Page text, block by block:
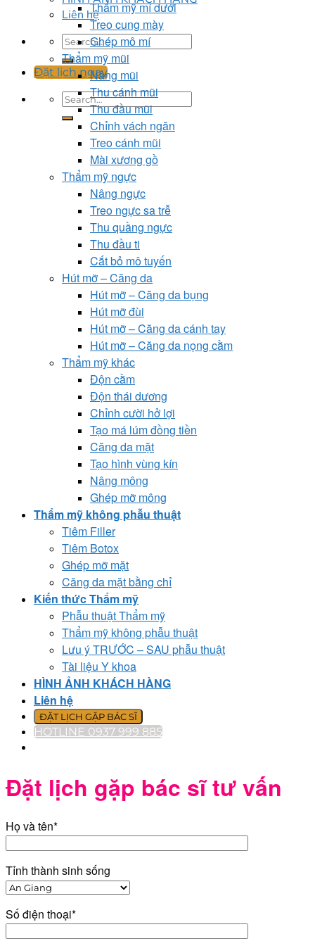
Liên hệ
Đặt lịch ngay
Thẩm mỹ mí dưới
Treo cung mày
Ghép mô mí
Thẩm mỹ mũi
Nâng mũi
Thu cánh mũi
Thu đầu mũi
Chỉnh vách ngăn
Treo cánh mũi
Mài xương gồ
Thẩm mỹ ngực
Nâng ngực
Treo ngực sa trễ
Thu quầng ngực
Thu đầu ti
Cắt bỏ mô tuyến
Hút mỡ – Căng da
Hút mỡ – Căng da bụng
Hút mỡ đùi
Hút mỡ – Căng da cánh tay
Hút mỡ – Căng da nọng cằm
Thẩm mỹ khác
Độn cằm
Độn thái dương
Chỉnh cười hở lợi
Tạo má lúm đồng tiền
Căng da mặt
Tạo hình vùng kín
Nâng mông
Ghép mỡ mông
Thẩm mỹ không phẫu thuật
Tiêm Filler
Tiêm Botox
Ghép mỡ mặt
Căng da mặt bằng chỉ
Kiến thức Thẩm mỹ
Phẫu thuật Thẩm mỹ
Thẩm mỹ không phẫu thuật
Lưu ý TRƯỚC – SAU phẫu thuật
Tài liệu Y khoa
HÌNH ẢNH KHÁCH HÀNG
Liên hệ
ĐẶT LỊCH GẶP BÁC SĨ
HOTLINE 0937 999 885
Đặt lịch gặp bác sĩ tư vấn
Họ và tên*
Tỉnh thành sinh sống
Số điện thoại*